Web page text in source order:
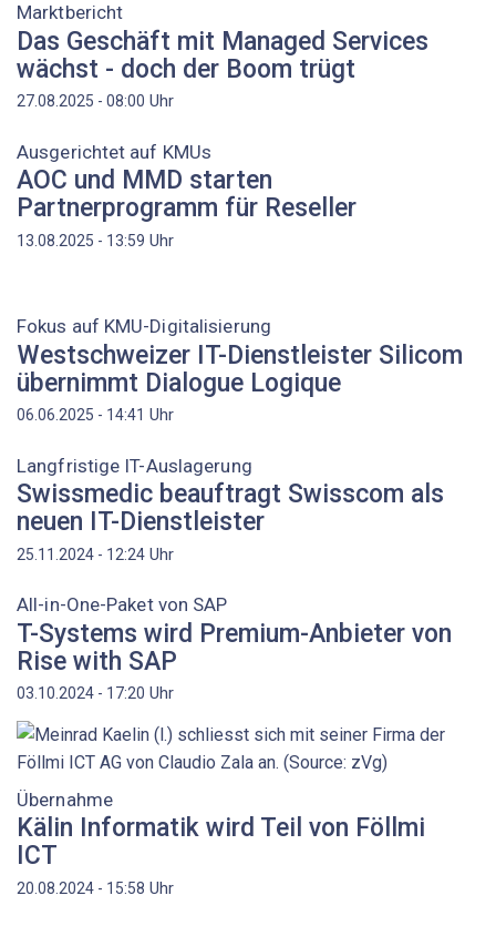
Marktbericht
Das Geschäft mit Managed Services
wächst - doch der Boom trügt
27.08.2025 - 08:00 Uhr
Ausgerichtet auf KMUs
AOC und MMD starten
Partnerprogramm für Reseller
13.08.2025 - 13:59 Uhr
Fokus auf KMU-Digitalisierung
Westschweizer IT-Dienstleister Silicom
übernimmt Dialogue Logique
06.06.2025 - 14:41 Uhr
Langfristige IT-Auslagerung
Swissmedic beauftragt Swisscom als
neuen IT-Dienstleister
25.11.2024 - 12:24 Uhr
All-in-One-Paket von SAP
T-Systems wird Premium-Anbieter von
Rise with SAP
03.10.2024 - 17:20 Uhr
Übernahme
Kälin Informatik wird Teil von Föllmi
ICT
20.08.2024 - 15:58 Uhr